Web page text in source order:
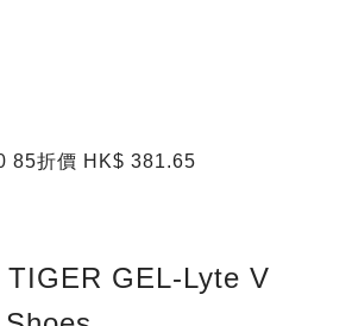
85折價 HK$ 381.65
GEL-Lyte V